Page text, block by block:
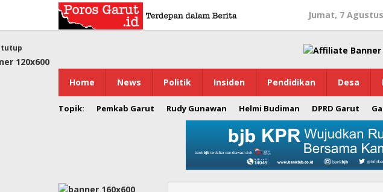
konten
Jumat, 7
Home News Politik Insiden Pendidikan Desa
Topik: Pemkab Garut Rudy Gunawan Helmi Budiman DPRD Garut
tutup